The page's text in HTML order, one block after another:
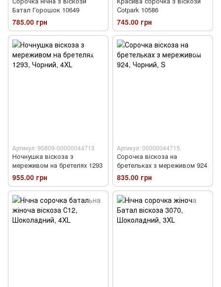
Батал Горошок 10649
785.00 грн
Cotpark 10586
745.00 грн
Артикул: 95809-00000044713
Ночнушка віскоза з
мереживом на бретелях 1293
955.00 грн
Артикул: 00000044715
Сорочка віскоза на
бретельках з мереживом 924
835.00 грн